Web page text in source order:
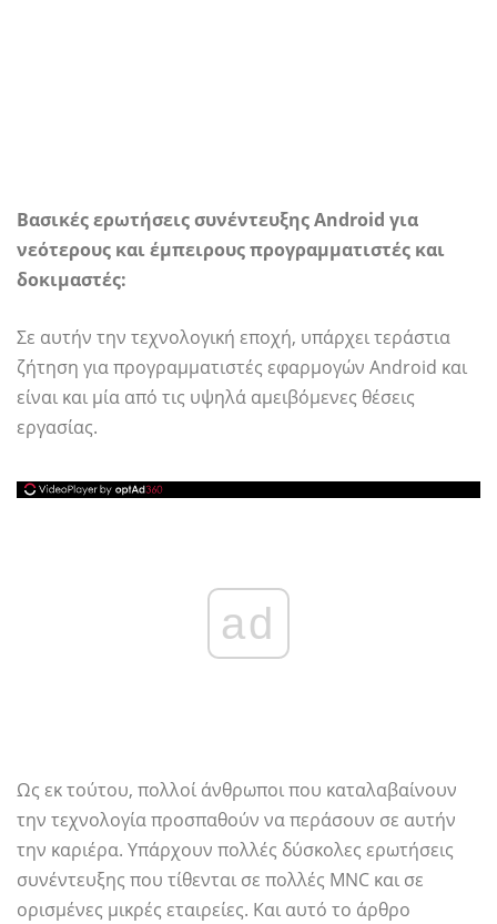
Βασικές ερωτήσεις συνέντευξης Android για
νεότερους και έμπειρους προγραμματιστές και
δοκιμαστές:
Σε αυτήν την τεχνολογική εποχή, υπάρχει τεράστια
ζήτηση για προγραμματιστές εφαρμογών Android και
είναι και μία από τις υψηλά αμειβόμενες θέσεις
εργασίας.
ad
Ως εκ τούτου, πολλοί άνθρωποι που καταλαβαίνουν
την τεχνολογία προσπαθούν να περάσουν σε αυτήν
την καριέρα. Υπάρχουν πολλές δύσκολες ερωτήσεις
συνέντευξης που τίθενται σε πολλές MNC και σε
ορισμένες μικρές εταιρείες. Και αυτό το άρθρο